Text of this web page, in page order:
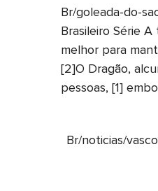
Br/goleada-do-
Brasileiro Série
melhor para
[2]O Dragão,
pessoas, [1]
Br/noticias/